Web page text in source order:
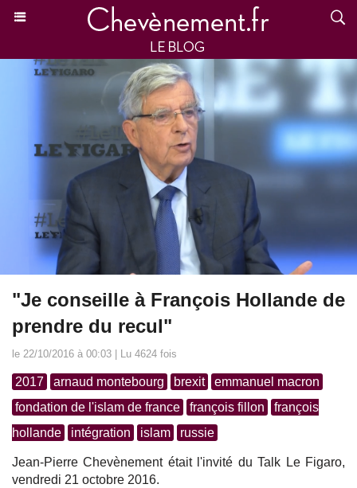
"Je conseille à François Hollande de
prendre du recul"
le 22/10/2016 à 00:03 | Lu 4624 fois
2017 arnaud montebourg brexit
emmanuel macron
fondation de l'islam de france
françois fillon
françois
hollande
intégration islam russie
Jean-Pierre Chevènement était l'invité du Talk Le Figaro,
vendredi 21 octobre 2016.